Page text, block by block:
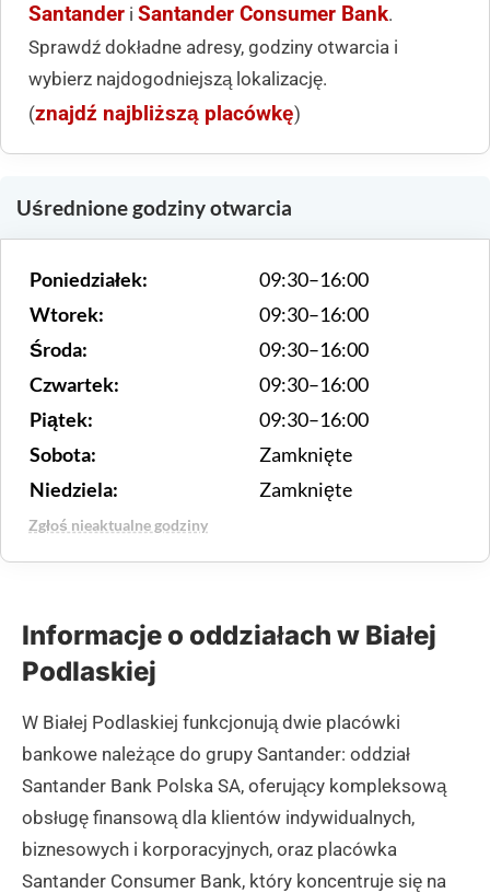
Santander i Santander Consumer Bank.
Sprawdź dokładne adresy, godziny otwarcia i
wybierz najdogodniejszą lokalizację.
(znajdź najbliższą placówkę)
Uśrednione godziny otwarcia
Poniedziałek:
09:30–16:00
Wtorek:
09:30–16:00
Środa:
09:30–16:00
Czwartek:
09:30–16:00
Piątek:
09:30–16:00
Sobota:
Zamknięte
Niedziela:
Zamknięte
Zgłoś nieaktualne godziny
Informacje o oddziałach w Białej
Podlaskiej
W Białej Podlaskiej funkcjonują dwie placówki
bankowe należące do grupy Santander: oddział
Santander Bank Polska SA, oferujący kompleksową
obsługę finansową dla klientów indywidualnych,
biznesowych i korporacyjnych, oraz placówka
Santander Consumer Bank, który koncentruje się na